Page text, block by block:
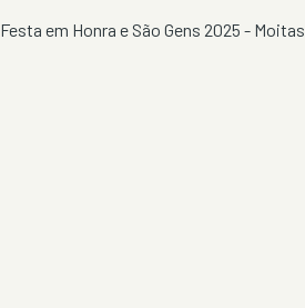
Festa em Honra e São Gens 2025 - Moitas